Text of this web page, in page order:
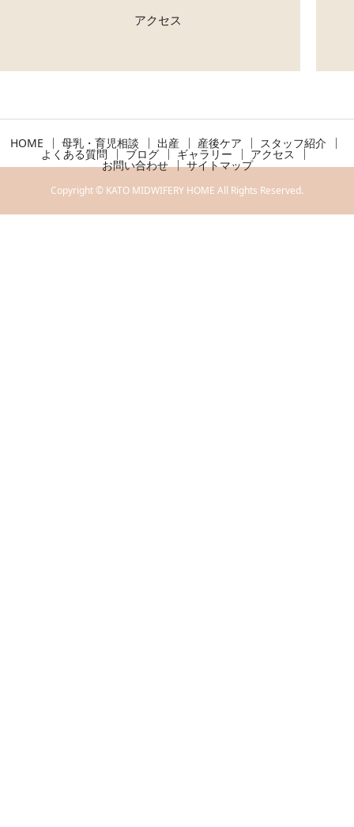
アクセス
HOME 母乳・育児相談 出産 産後ケア スタッフ紹介
よくある質問 ブログ ギャラリー アクセス
お問い合わせ サイトマップ
Copyright © KATO MIDWIFERY HOME All Rights Reserved.